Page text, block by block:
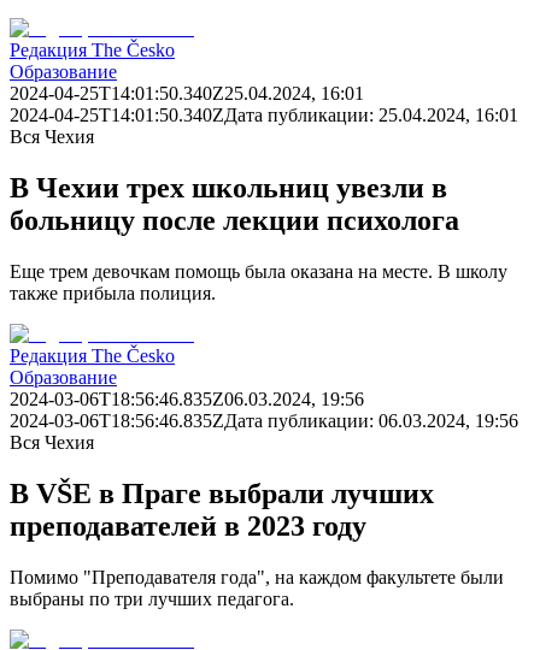
Редакция The Česko
Образование
2024-04-25T14:01:50.340Z25.04.2024, 16:01
2024-04-25T14:01:50.340ZДата публикации: 25.04.2024, 16:01
Вся Чехия
В Чехии трех школьниц увезли в
больницу после лекции психолога
Еще трем девочкам помощь была оказана на месте. В школу
также прибыла полиция.
Редакция The Česko
Образование
2024-03-06T18:56:46.835Z06.03.2024, 19:56
2024-03-06T18:56:46.835ZДата публикации: 06.03.2024, 19:56
Вся Чехия
В VŠE в Праге выбрали лучших
преподавателей в 2023 году
Помимо "Преподавателя года", на каждом факультете были
выбраны по три лучших педагога.